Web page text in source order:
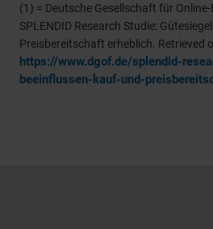
(1) = Deutsche Gesellschaft für Online-
SPLENDID Research Studie:
Preisbereitschaft erheblich. Retrieved
https://www.dgof.de/splendid-
beeinflussen-kauf-und-